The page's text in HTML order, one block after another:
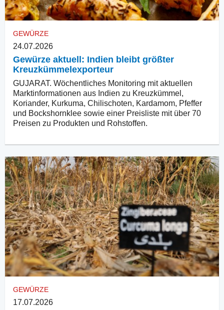
GEWÜRZE
24.07.2026
Gewürze aktuell: Indien bleibt größter
Kreuzkümmelexporteur
GUJARAT. Wöchentliches Monitoring mit aktuellen
Marktinformationen aus Indien zu Kreuzkümmel,
Koriander, Kurkuma, Chilischoten, Kardamom, Pfeffer
und Bockshornklee sowie einer Preisliste mit über 70
Preisen zu Produkten und Rohstoffen.
GEWÜRZE
17.07.2026